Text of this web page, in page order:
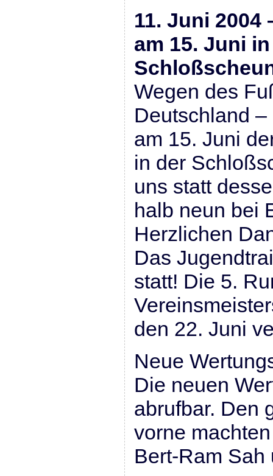
11. Juni 2004
am 15. Juni
Wegen des
Deutschland
am 15. Juni
in der
uns statt
halb neun bei
Herzlichen
Das
statt! Die 5.
den 22. Juni
Neue
Die neuen
abrufbar. Den
vorne
Bert-Ram Sah